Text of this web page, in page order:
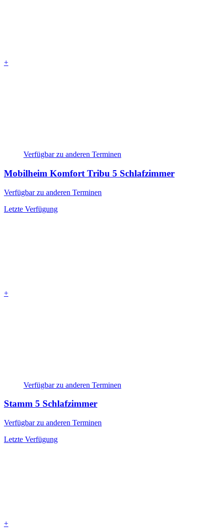
+
Verfügbar zu anderen Terminen
Mobilheim Komfort Tribu 5 Schlafzimmer
Verfügbar zu anderen Terminen
Letzte Verfügung
+
Verfügbar zu anderen Terminen
Stamm 5 Schlafzimmer
Verfügbar zu anderen Terminen
Letzte Verfügung
+